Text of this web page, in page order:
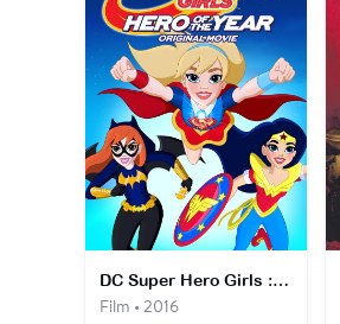
DC Super Hero Girls : Héroïne de l'année
Film • 2016